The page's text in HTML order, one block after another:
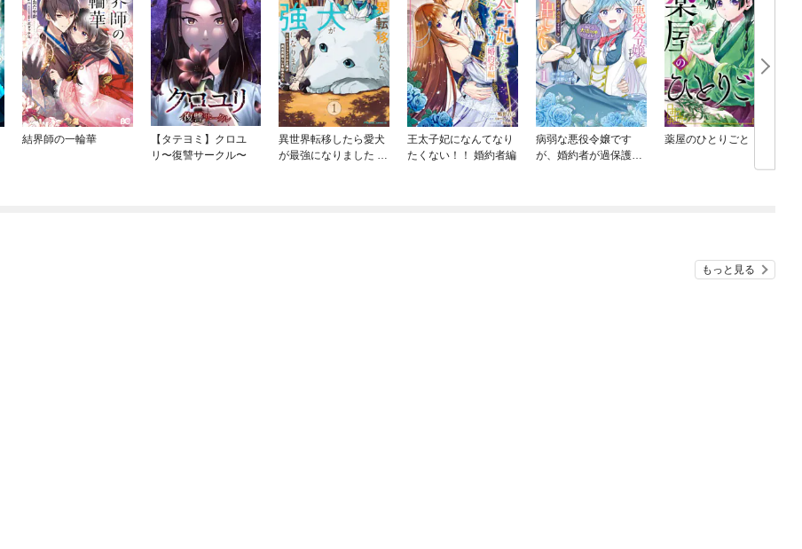
結界師の一輪華
【タテヨミ】クロユ
リ〜復讐サークル〜
異世界転移したら愛犬
が最強になりました ～
王太子妃になんてなり
たくない！！ 婚約者編
病弱な悪役令嬢です
が、婚約者が過保護す
薬屋のひとりごと
もっと見る